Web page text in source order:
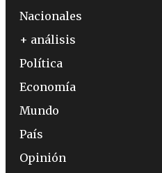
Nacionales
+ análisis
Política
Economía
Mundo
País
Opinión